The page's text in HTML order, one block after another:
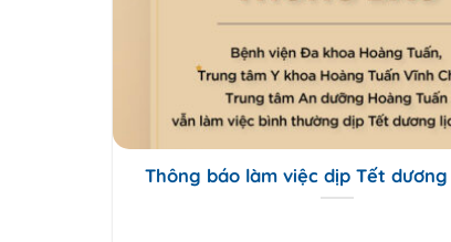
Thông báo làm việc dịp Tết dương